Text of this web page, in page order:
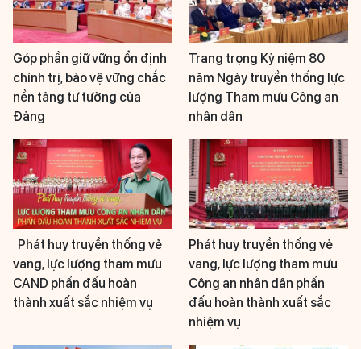
Góp phần giữ vững ổn định
chính trị, bảo vệ vững chắc
nền tảng tư tưởng của
Đảng
Trang trọng Kỷ niệm 80
năm Ngày truyền thống lực
lượng Tham mưu Công an
nhân dân
Phát huy truyền thống vẻ
vang, lực lượng tham mưu
CAND phấn đấu hoàn
thành xuất sắc nhiệm vụ
Phát huy truyền thống vẻ
vang, lực lượng tham mưu
Công an nhân dân phấn
đấu hoàn thành xuất sắc
nhiệm vụ